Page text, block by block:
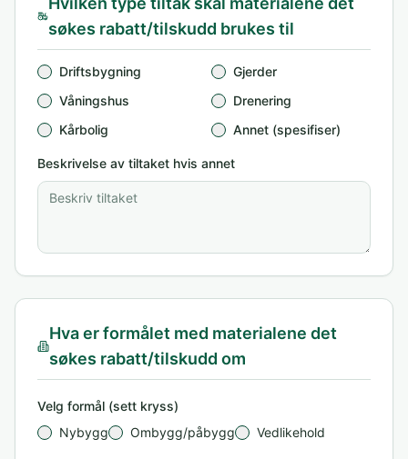
søkes rabatt/tilskudd brukes til
Driftsbygning
Gjerder
Våningshus
Drenering
Kårbolig
Annet (spesifiser)
Beskrivelse av tiltaket hvis annet
Hva er formålet med materialene det
søkes rabatt/tilskudd om
Velg formål (sett kryss)
Nybygg
Ombygg/påbygg Vedlikehold